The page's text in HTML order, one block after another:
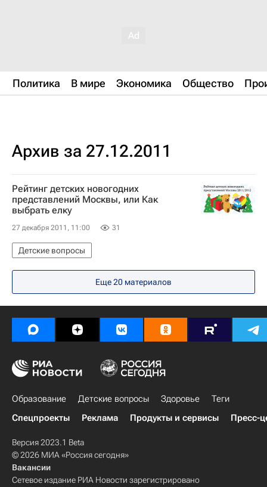
Политика В мире Экономика Общество
Архив за 27.12.2011
Рейтинг детских новогодних
представлений Москвы, или Как
выбрать елку
27 декабря 2011, 11:00 31
Детские вопросы
Еще 20 материалов
Образование Детские вопросы Здоровье
Теги
Спецпроекты
Реклама Продукты и сервисы Пресс-
Версия 2023.1 Beta
© 2026 МИА «Россия сегодня»
Вакансии
Сетевое издание РИА Новости зарегистрировано